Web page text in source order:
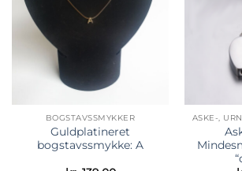
BOGSTAVSSMYKKER
Guldplatineret
bogstavssmykke: A